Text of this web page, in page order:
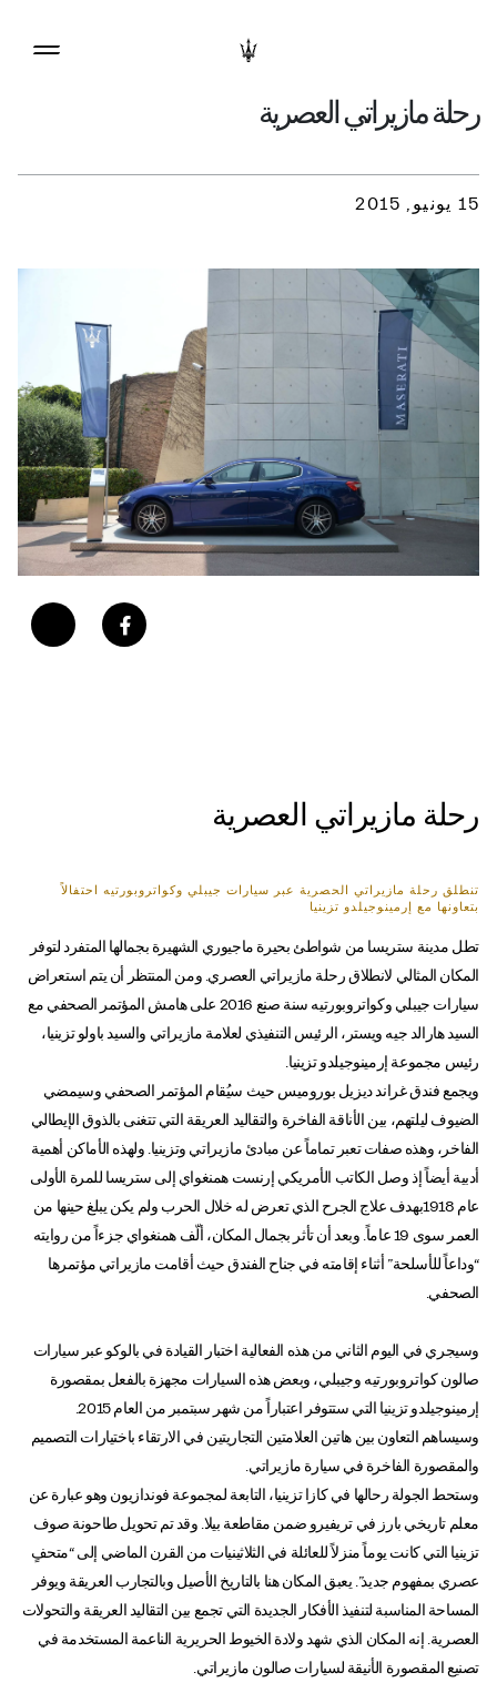
رحلة مازيراتي العصرية
15 يونيو, 2015
رحلة مازيراتي العصرية
تنطلق رحلة مازيراتي الحصرية عبر سيارات جيبلي وكواتروبورتيه احتفالاً
بتعاونها مع إرمينوجيلدو تزينيا
تطل مدينة ستريسا من شواطئ بحيرة ماجيوري الشهيرة بجمالها المتفرد لتوفر
المكان المثالي لانطلاق رحلة مازيراتي العصري. ومن المنتظر أن يتم استعراض
سيارات جيبلي وكواتروبورتيه سنة صنع 2016 على هامش المؤتمر الصحفي مع
السيد هارالد جيه ويستر، الرئيس التنفيذي لعلامة مازيراتي والسيد باولو تزينيا،
رئيس مجموعة إرمينوجيلدو تزينيا.
ويجمع فندق غراند ديزيل بوروميس حيث سيُقام المؤتمر الصحفي وسيمضي
الضيوف ليلتهم، بين الأناقة الفاخرة والتقاليد العريقة التي تتغنى بالذوق الإيطالي
الفاخر، وهذه صفات تعبر تماماً عن مبادئ مازيراتي وتزينيا. ولهذه الأماكن أهمية
أدبية أيضاً إذ وصل الكاتب الأمريكي إرنست همنغواي إلى ستريسا للمرة الأولى
عام 1918بهدف علاج الجرح الذي تعرض له خلال الحرب ولم يكن يبلغ حينها من
العمر سوى 19 عاماً. وبعد أن تأثر بجمال المكان، ألّف همنغواي جزءاً من روايته
“وداعاً للأسلحة” أثناء إقامته في جناح الفندق حيث أقامت مازيراتي مؤتمرها
الصحفي.
وسيجري في اليوم الثاني من هذه الفعالية اختبار القيادة في بالوكو عبر سيارات
صالون كواتروبورتيه وجيبلي، وبعض هذه السيارات مجهزة بالفعل بمقصورة
إرمينوجيلدو تزينيا التي ستتوفر اعتباراً من شهر سبتمبر من العام 2015.
وسيساهم التعاون بين هاتين العلامتين التجاريتين في الارتقاء باختيارات التصميم
والمقصورة الفاخرة في سيارة مازيراتي.
وستحط الجولة رحالها في كازا تزينيا، التابعة لمجموعة فوندازيون وهو عبارة عن
معلم تاريخي بارز في تريفيرو ضمن مقاطعة بيلا. وقد تم تحويل طاحونة صوف
تزينيا التي كانت يوماً منزلاً للعائلة في الثلاثينيات من القرن الماضي إلى “متحفٍ
عصري بمفهوم جديد”. يعبق المكان هنا بالتاريخ الأصيل وبالتجارب العريقة ويوفر
المساحة المناسبة لتنفيذ الأفكار الجديدة التي تجمع بين التقاليد العريقة والتحولات
العصرية. إنه المكان الذي شهد ولادة الخيوط الحريرية الناعمة المستخدمة في
تصنيع المقصورة الأنيقة لسيارات صالون مازيراتي.